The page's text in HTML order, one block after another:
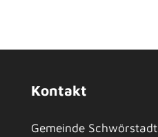
Kontakt
Gemeinde Schwörstadt